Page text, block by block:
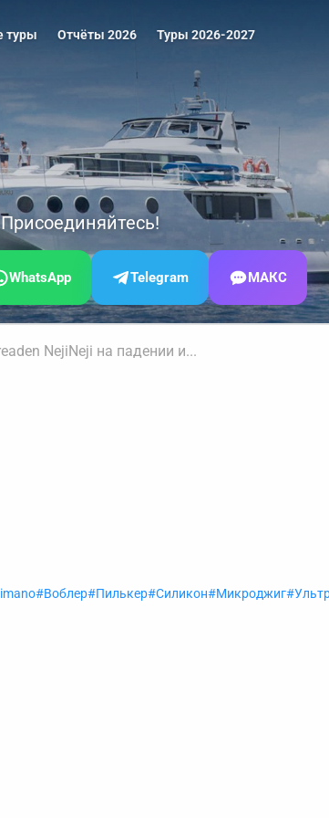
туры Отчёты 2026 Туры 2026-2027
WhatsApp Telegram МАКС
NejiNeji на падении и...
Воблер Пилькер Силикон Микроджиг